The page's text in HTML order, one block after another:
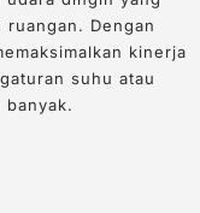
Dengan
kinerja
suhu atau
banyak.